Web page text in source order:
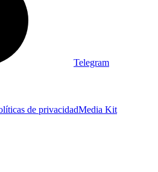
Telegram
de privacidadMedia Kit